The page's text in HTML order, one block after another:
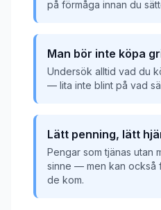
på förmåga innan du
Man bör inte köpa
Undersök alltid vad du
— lita inte blint på vad
Lätt penning, lätt
Pengar som tjänas utan
sinne — men kan också
de kom.